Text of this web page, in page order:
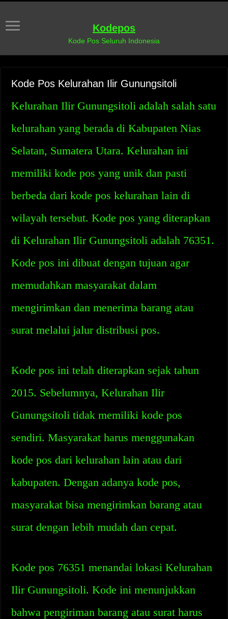
Kodepos
Kode Pos Seluruh Indonesia
Kode Pos Kelurahan Ilir Gunungsitoli
Kelurahan Ilir Gunungsitoli adalah salah satu
kelurahan yang berada di Kabupaten Nias
Selatan, Sumatera Utara. Kelurahan ini
memiliki kode pos yang unik dan pasti
berbeda dari kode pos kelurahan lain di
wilayah tersebut. Kode pos yang diterapkan
di Kelurahan Ilir Gunungsitoli adalah 76351.
Kode pos ini dibuat dengan tujuan agar
memudahkan masyarakat dalam
mengirimkan dan menerima barang atau
surat melalui jalur distribusi pos.
Kode pos ini telah diterapkan sejak tahun
2015. Sebelumnya, Kelurahan Ilir
Gunungsitoli tidak memiliki kode pos
sendiri. Masyarakat harus menggunakan
kode pos dari kelurahan lain atau dari
kabupaten. Dengan adanya kode pos,
masyarakat bisa mengirimkan barang atau
surat dengan lebih mudah dan cepat.
Kode pos 76351 menandai lokasi Kelurahan
Ilir Gunungsitoli. Kode ini menunjukkan
bahwa pengiriman barang atau surat harus